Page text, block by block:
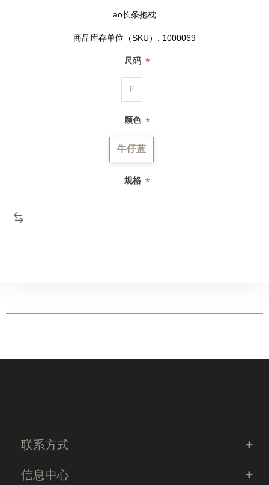
ao长条抱枕
商品库存单位（SKU）: 1000069
尺码 *
F
颜色 *
牛仔蓝
规格 *
联系方式
信息中心